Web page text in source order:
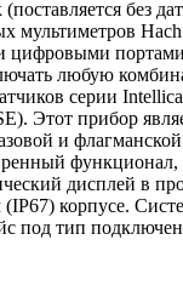
без
мультиметров
цифровыми
любую
серии
Этот прибор
и
функционал,
дисплей в
корпусе.
под тип